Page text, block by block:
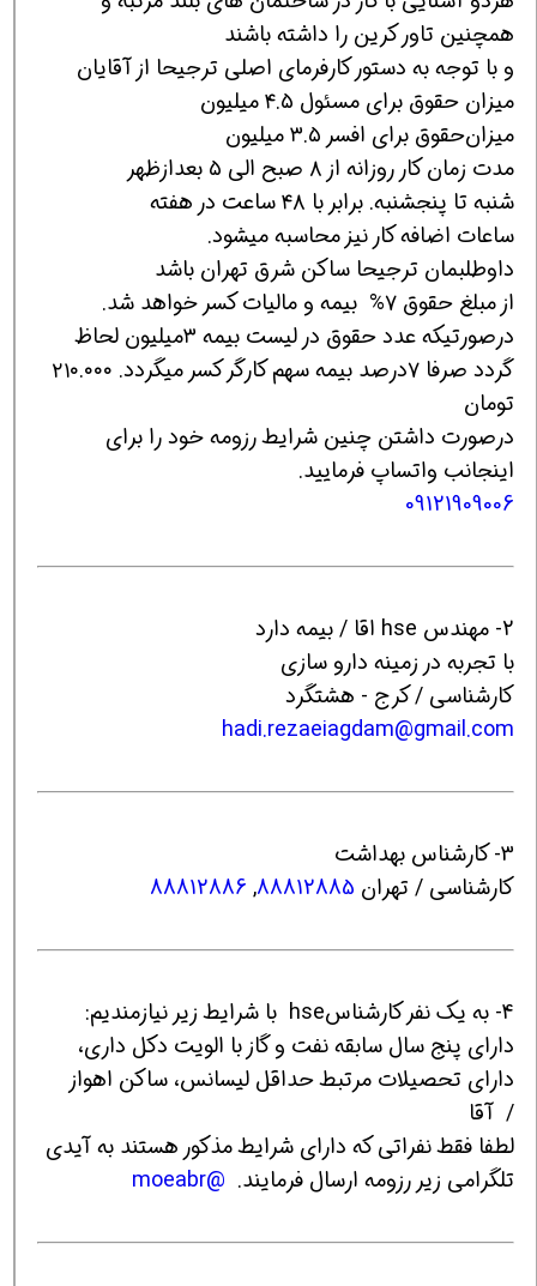
همچنین تاور کرین را داشته باشند
و با توجه به دستور کارفرمای اصلی ترجیحا از آقایان
میزان حقوق برای مسئول ۴.۵ میلیون
میزان‌حقوق برای افسر ۳.۵ میلیون
مدت زمان کار روزانه از ۸ صبح الی ۵ بعدازظهر
شنبه تا پنجشنبه. برابر با ۴۸ ساعت در هفته
ساعات اضافه کار نیز محاسبه میشود.
داوطلبمان ترجیحا ساکن شرق تهران باشد
از مبلغ حقوق ۷% بیمه و مالیات کسر خواهد شد.
درصورتیکه عدد حقوق در لیست بیمه ۳میلیون لحاظ
گردد صرفا ۷درصد بیمه سهم کارگر کسر میگردد. ۲۱۰.۰۰۰
تومان
درصورت داشتن چنین شرایط رزومه خود را برای
اینجانب واتساپ فرمایید.
09121909006
2- مهندس hse اقا / بیمه دارد
با تجربه در زمینه دارو سازی
کارشناسی / کرج - هشتگرد
hadi.rezaeiagdam@gmail.com
3- کارشناس بهداشت
کارشناسی / تهران 88812885
,
88812886
4- به یک نفر کارشناسhse با شرایط زیر نیازمندیم:
دارای پنج سال سابقه نفت و گاز با الویت دکل داری،
دارای تحصیلات مرتبط حداقل لیسانس، ساکن اهواز
/ آقا
لطفا فقط نفراتی که دارای شرایط مذکور هستند به آیدی
تلگرامی زیر رزومه ارسال فرمایند. @moeabr